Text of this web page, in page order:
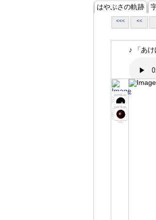
はやぶさの軌跡
<<< <<
♪ 「あけ